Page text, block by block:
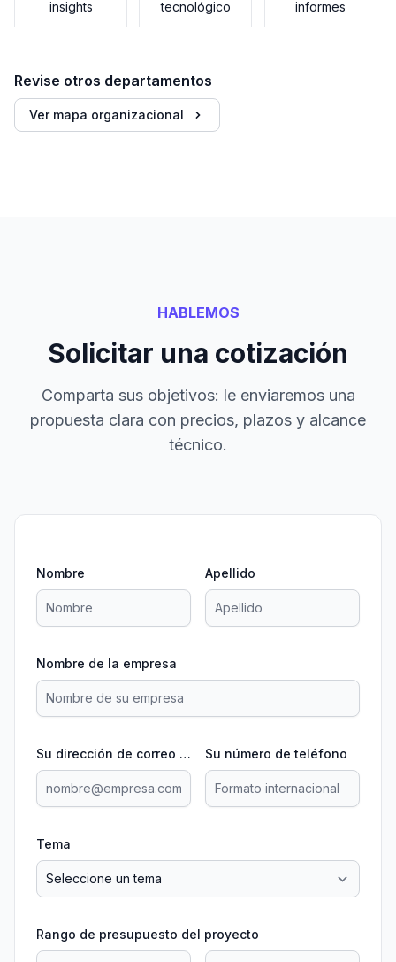
insights tecnológico informes
Revise otros departamentos
Ver mapa organizacional
HABLEMOS
Solicitar una cotización
Comparta sus objetivos: le enviaremos una
propuesta clara con precios, plazos y alcance
técnico.
Nombre Apellido
Nombre de la empresa
Su dirección de correo electrónico Su número de teléfono
Tema
Rango de presupuesto del proyecto